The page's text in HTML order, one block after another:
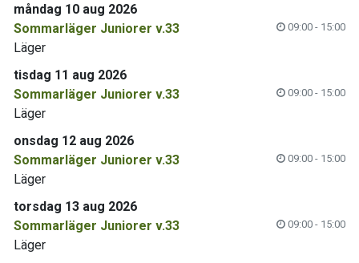
måndag 10 aug 2026
Sommarläger Juniorer v.33
09:00 - 15:00
Läger
tisdag 11 aug 2026
Sommarläger Juniorer v.33
09:00 - 15:00
Läger
onsdag 12 aug 2026
Sommarläger Juniorer v.33
09:00 - 15:00
Läger
torsdag 13 aug 2026
Sommarläger Juniorer v.33
09:00 - 15:00
Läger